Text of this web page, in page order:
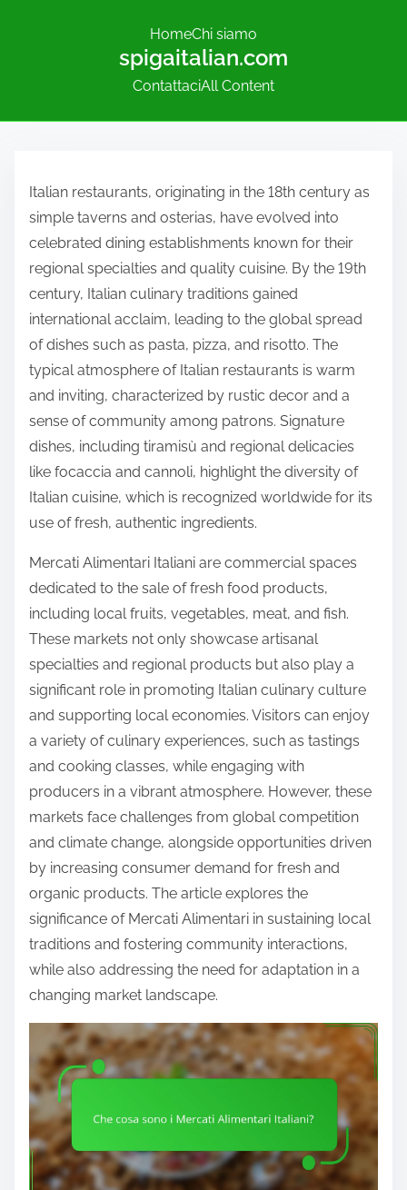
HomeChi siamo
spigaitalian.com
ContattaciAll Content
Italian restaurants, originating in the 18th century as
simple taverns and osterias, have evolved into
celebrated dining establishments known for their
regional specialties and quality cuisine. By the 19th
century, Italian culinary traditions gained
international acclaim, leading to the global spread
of dishes such as pasta, pizza, and risotto. The
typical atmosphere of Italian restaurants is warm
and inviting, characterized by rustic decor and a
sense of community among patrons. Signature
dishes, including tiramisù and regional delicacies
like focaccia and cannoli, highlight the diversity of
Italian cuisine, which is recognized worldwide for its
use of fresh, authentic ingredients.
Mercati Alimentari Italiani are commercial spaces
dedicated to the sale of fresh food products,
including local fruits, vegetables, meat, and fish.
These markets not only showcase artisanal
specialties and regional products but also play a
significant role in promoting Italian culinary culture
and supporting local economies. Visitors can enjoy
a variety of culinary experiences, such as tastings
and cooking classes, while engaging with
producers in a vibrant atmosphere. However, these
markets face challenges from global competition
and climate change, alongside opportunities driven
by increasing consumer demand for fresh and
organic products. The article explores the
significance of Mercati Alimentari in sustaining local
traditions and fostering community interactions,
while also addressing the need for adaptation in a
changing market landscape.